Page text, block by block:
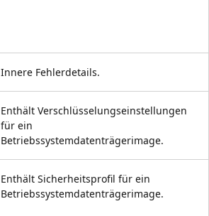
Innere Fehlerdetails.
Enthält Verschlüsselungseinstellungen
für ein
Betriebssystemdatenträgerimage.
Enthält Sicherheitsprofil für ein
Betriebssystemdatenträgerimage.